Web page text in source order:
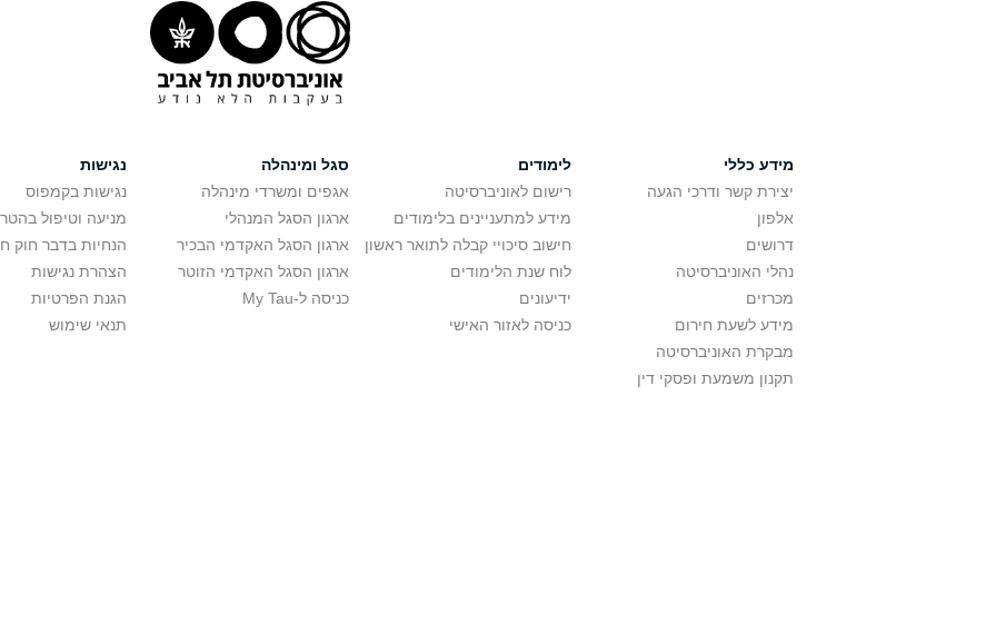
מידע כללי
יצירת קשר ודרכי הגעה
אלפון
דרושים
נהלי האוניברסיטה
מכרזים
מידע לשעת חירום
מבקרת האוניברסיטה
תקנון משמעת ופסקי דין
לימודים
רישום לאוניברסיטה
מידע למתעניינים בלימודים
חישוב סיכויי קבלה לתואר ראשון
לוח שנת הלימודים
ידיעונים
כניסה לאזור האישי
סגל ומינהלה
אגפים ומשרדי מינהלה
ארגון הסגל המנהלי
ארגון הסגל האקדמי הבכיר
ארגון הסגל האקדמי הזוטר
כניסה ל-My Tau
נגישות
נגישות בקמפוס
מניעה וטיפול
הנחיות בדבר חוק
הצהרת נגישות
הגנת הפרטיות
תנאי שימוש